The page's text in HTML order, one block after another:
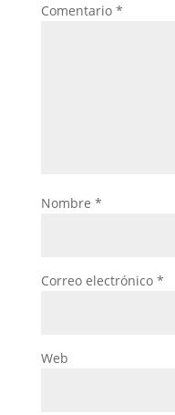
Comentario *
Nombre *
Correo electrónico *
Web